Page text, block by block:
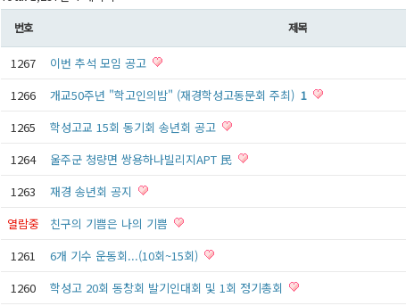
번호 제목
1267 이번 추석 모임 공고
1266
개교50주년 "학고인의밤" (재경학성고동문회 주최) 1
1265
학성고교 15회 동기회 송년회 공고
1264
울주군 청량면 쌍용하나빌리지APT 民
1263
재경 송년회 공지
열람중
친구의 기쁨은 나의 기쁨
1261
6개 기수 운동회...(10회~15회)
1260
학성고 20회 동창회 발기인대회 및 1회 정기총회